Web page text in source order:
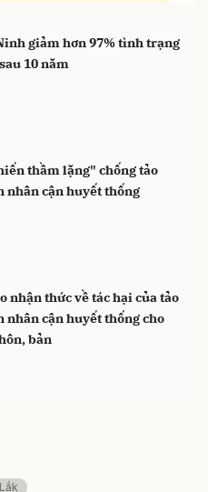
giảm hơn 97% tình trạng
10 năm
thầm lặng" chống tảo
nhân cận huyết thống
nhận thức về tác hại của tảo
nhân cận huyết thống cho
bản